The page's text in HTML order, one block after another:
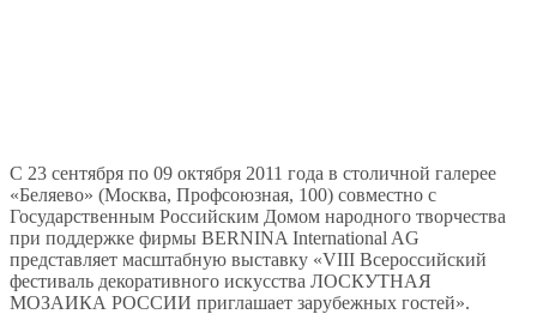
С 23 сентября по 09 октября 2011 года в столичной галерее
«Беляево» (Москва, Профсоюзная, 100) совместно с
Государственным Российским Домом народного творчества
при поддержке фирмы BERNINA International AG
представляет масштабную выставку «VIII Всероссийский
фестиваль декоративного искусства ЛОСКУТНАЯ
МОЗАИКА РОССИИ приглашает зарубежных гостей».